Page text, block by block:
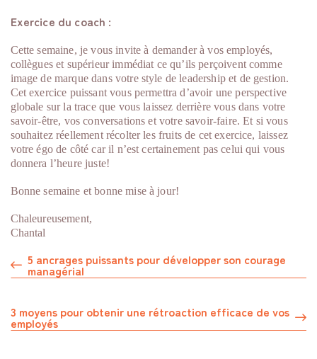
Exercice du coach :
Cette semaine, je vous invite à demander à vos employés,
collègues et supérieur immédiat ce qu’ils perçoivent comme
image de marque dans votre style de leadership et de gestion.
Cet exercice puissant vous permettra d’avoir une perspective
globale sur la trace que vous laissez derrière vous dans votre
savoir-être, vos conversations et votre savoir-faire. Et si vous
souhaitez réellement récolter les fruits de cet exercice, laissez
votre égo de côté car il n’est certainement pas celui qui vous
donnera l’heure juste!
Bonne semaine et bonne mise à jour!
Chaleureusement,
Chantal
5 ancrages puissants pour développer son courage
managérial
3 moyens pour obtenir une rétroaction efficace de vos
employés